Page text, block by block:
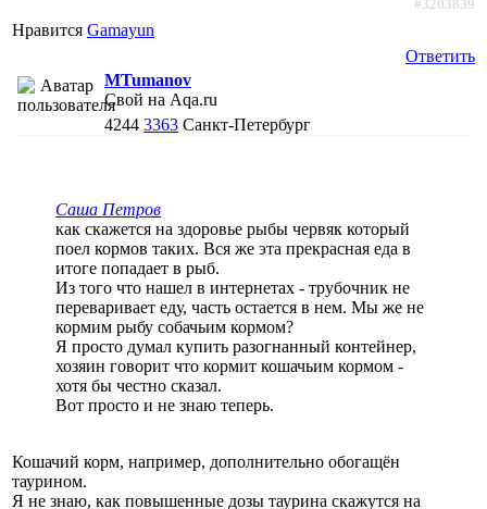
#3203839
Нравится Gamayun
Ответить
MTumanov
Свой на Aqa.ru
4244 3363 Санкт-Петербург
Саша Петров
как скажется на здоровье рыбы червяк который
поел кормов таких. Вся же эта прекрасная еда в
итоге попадает в рыб.
Из того что нашел в интернетах - трубочник не
переваривает еду, часть остается в нем. Мы же не
кормим рыбу собачьим кормом?
Я просто думал купить разогнанный контейнер,
хозяин говорит что кормит кошачьим кормом -
хотя бы честно сказал.
Вот просто и не знаю теперь.
Кошачий корм, например, дополнительно обогащён
таурином.
Я не знаю, как повышенные дозы таурина скажутся на